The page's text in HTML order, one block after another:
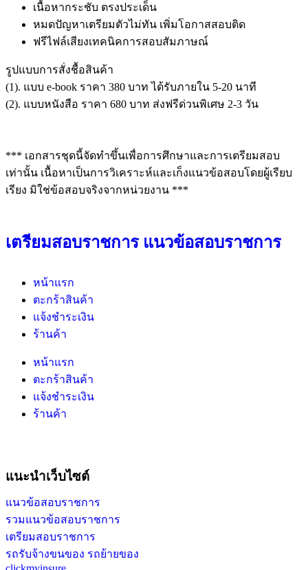
เนื้อหากระชับ ตรงประเด็น
หมดปัญหาเตรียมตัวไม่ทัน เพิ่มโอกาสสอบติด
ฟรีไฟล์เสียงเทคนิคการสอบสัมภาษณ์
รูปแบบการสั่งชื้อสินค้า
(1). แบบ e-book ราคา 380 บาท ได้รับภายใน 5-20 นาที
(2). แบบหนังสือ ราคา 680 บาท ส่งฟรีด่วนพิเศษ 2-3 วัน
*** เอกสารชุดนี้จัดทำขึ้นเพื่อการศึกษาและการเตรียมสอบ
เท่านั้น เนื้อหาเป็นการวิเคราะห์และเก็งแนวข้อสอบโดยผู้เรียบ
เรียง มิใช่ข้อสอบจริงจากหน่วยงาน ***
เตรียมสอบราชการ แนวข้อสอบราชการ
หน้าแรก
ตะกร้าสินค้า
แจ้งชำระเงิน
ร้านค้า
หน้าแรก
ตะกร้าสินค้า
แจ้งชำระเงิน
ร้านค้า
แนะนำเว็บไซต์
แนวข้อสอบราชการ
รวมแนวข้อสอบราชการ
เตรียมสอบราชการ
รถรับจ้างขนของ รถย้ายของ